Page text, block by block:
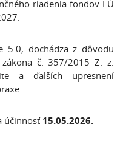
riadenia fondov EÚ
5.0, dochádza z dôvodu
č. 357/2015 Z. z.
a ďalších upresnení
účinnosť15.05.2026.